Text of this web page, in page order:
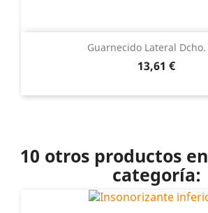
Guarnecido Lateral Dcho.
Precio
13,61 €
10 otros productos
categoría: